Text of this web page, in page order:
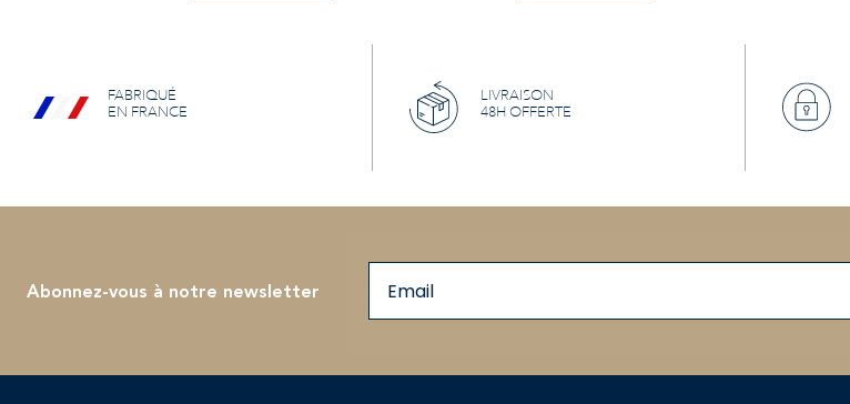
FABRIQUÉ
EN FRANCE
LIVRAISON
48H OFFERTE
Abonnez-vous à notre newsletter